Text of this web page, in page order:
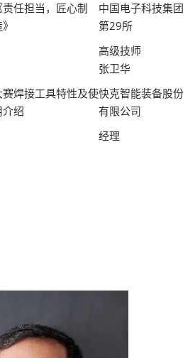
责任担当，匠心制
中国电子科技集团
第29所
高级技师
赛焊接工具特性及使
介绍
张卫华
快克智能装备股份
有限公司
经理